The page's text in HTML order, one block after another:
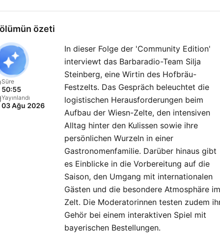
Folge!
özeti
Süre
50:55
Yayınlandı
03 Ağu 2026
In dieser Folge der 'Community Edition'
interviewt das Barbaradio-Team Silja
Steinberg, eine Wirtin des Hofbräu-
Festzelts. Das Gespräch beleuchtet die
logistischen Herausforderungen beim
Aufbau der Wiesn-Zelte, den intensiven
Alltag hinter den Kulissen sowie ihre
persönlichen Wurzeln in einer
Gastronomenfamilie. Darüber hinaus gibt
es Einblicke in die Vorbereitung auf die
Saison, den Umgang mit internationalen
Gästen und die besondere Atmosphäre im
Zelt. Die Moderatorinnen testen zudem
Gehör bei einem interaktiven Spiel mit
bayerischen Bestellungen.